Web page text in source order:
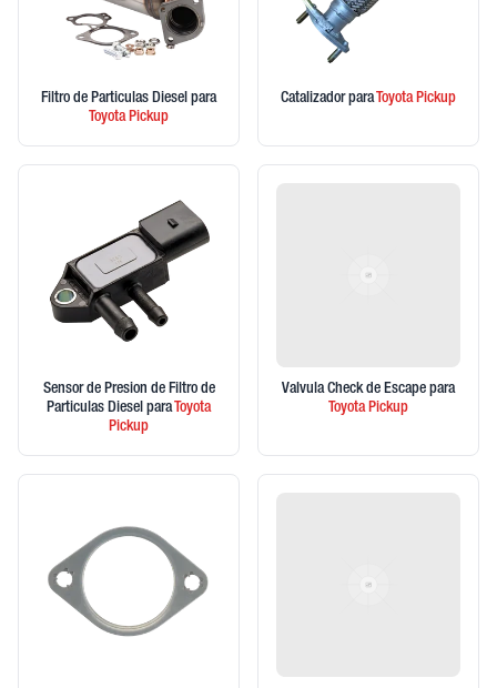
Filtro de Particulas Diesel para
ToyotaPickup
Catalizador para ToyotaPickup
Sensor de Presion de Filtro de
Particulas Diesel para Toyota
Pickup
Valvula Check de Escape para
ToyotaPickup